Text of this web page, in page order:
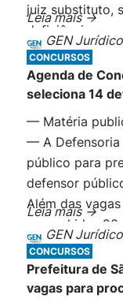
juiz substituto,
deficiência e
informado no
informações […]
Leia mais ->
GEN Jurídico
CONCURSOS
Agenda de
seleciona 14
— Matéria
— A Defensoria
público para
defensor
Além das
preenchidas
Para concorrer
Direito e ter
Leia mais ->
GEN Jurídico
CONCURSOS
Prefeitura de
vagas para